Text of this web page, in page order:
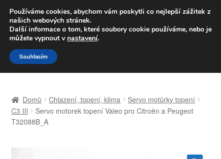
DOPRAVA od 139,-Kč
Volejte po-pá 9-16 704 494 494
Přeskočit
na
navigaci
Přejít
k
obsahu
Celosvětová doprava
Domů Chlazení, topení, klima
Servo motůrky topení
C3 III
Servo motorek topení Valeo pro Citroën a Peugeot
T32088B_A
Používáme cookies, abychom vám poskytli co nejlepší zážitek z
našich webových stránek.
Další informace o tom, které soubory cookie používáme, nebo je
můžete vypnout v nastavení.
Souhlasím